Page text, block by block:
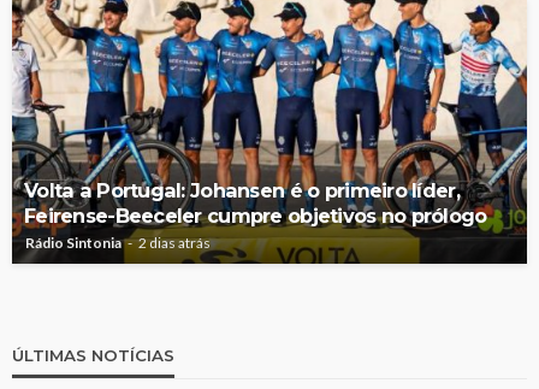
Volta a Portugal: Johansen é o primeiro líder,
Feirense-Beeceler cumpre objetivos no prólogo
Rádio Sintonia 2 dias atrás
ÚLTIMAS NOTÍCIAS